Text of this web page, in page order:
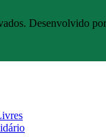
Desenvolvido por